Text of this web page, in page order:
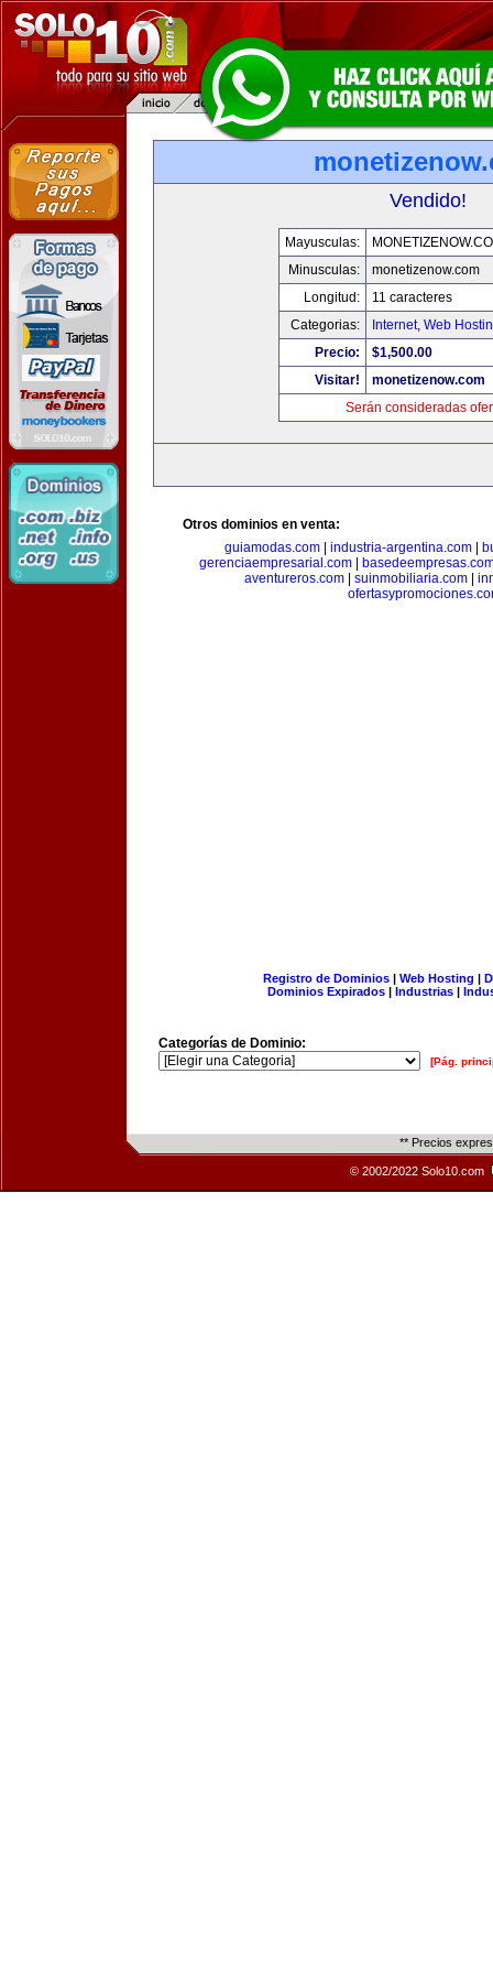
Vendido!
Mayusculas:
Minusculas:
monetizenow.com
Longitud:
11 caracteres
Categorias:
Internet, Web
Precio:
$1,500.00
Visitar!
monetizenow.com
Serán consideradas
Otros dominios en venta:
guiamodas.com| industria-argentina.com|
gerenciaempresarial.com|
aventureros.com| suinmobiliaria.com|
Registro de Dominios| Web Hosting |
Dominios Expirados | Industrias |
Categorías de Dominio:
[Pág.
** Precios
© 2002/2022 Solo10.com